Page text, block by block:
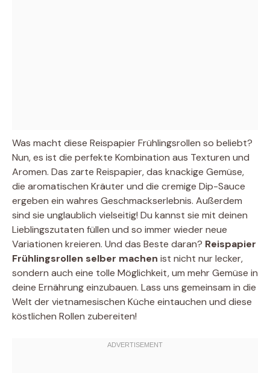
Was macht diese Reispapier Frühlingsrollen so beliebt?
Nun, es ist die perfekte Kombination aus Texturen und
Aromen. Das zarte Reispapier, das knackige Gemüse,
die aromatischen Kräuter und die cremige Dip-Sauce
ergeben ein wahres Geschmackserlebnis. Außerdem
sind sie unglaublich vielseitig! Du kannst sie mit deinen
Lieblingszutaten füllen und so immer wieder neue
Variationen kreieren. Und das Beste daran? Reispapier
Frühlingsrollen selber machen ist nicht nur lecker,
sondern auch eine tolle Möglichkeit, um mehr Gemüse in
deine Ernährung einzubauen. Lass uns gemeinsam in die
Welt der vietnamesischen Küche eintauchen und diese
köstlichen Rollen zubereiten!